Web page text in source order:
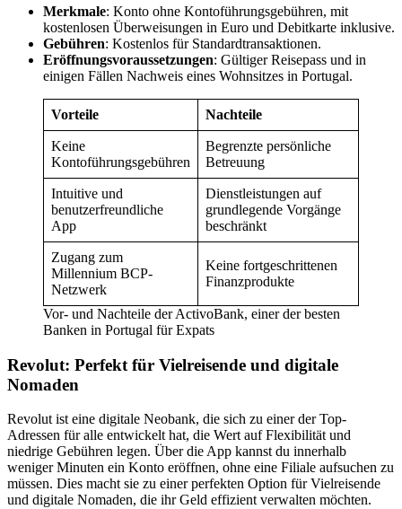
Merkmale: Konto ohne Kontoführungsgebühren, mit
kostenlosen Überweisungen in Euro und Debitkarte inklusive.
Gebühren: Kostenlos für Standardtransaktionen.
Eröffnungsvoraussetzungen: Gültiger Reisepass und in
einigen Fällen Nachweis eines Wohnsitzes in Portugal.
Vorteile Nachteile
Keine
Kontoführungsgebühren
Begrenzte persönliche
Betreuung
Intuitive und
benutzerfreundliche
App
Dienstleistungen auf
grundlegende Vorgänge
beschränkt
Zugang zum
Millennium BCP-
Netzwerk
Keine fortgeschrittenen
Finanzprodukte
Vor- und Nachteile der ActivoBank, einer der besten
Banken in Portugal für Expats
Revolut: Perfekt für Vielreisende und digitale
Nomaden
Revolut ist eine digitale Neobank, die sich zu einer der Top-
Adressen für alle entwickelt hat, die Wert auf Flexibilität und
niedrige Gebühren legen. Über die App kannst du innerhalb
weniger Minuten ein Konto eröffnen, ohne eine Filiale aufsuchen zu
müssen. Dies macht sie zu einer perfekten Option für Vielreisende
und digitale Nomaden, die ihr Geld effizient verwalten möchten.